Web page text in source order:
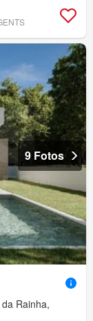
9 Fotos
Rainha,